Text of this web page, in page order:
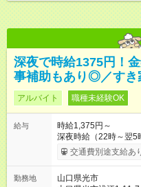
深夜で時給1375円！
事補助もあり◎／すき
アルバイト 職種未経験OK
給与
時給1,375円～
深夜時給（22時～翌5時）：1375円 【
試用期間の長さ：1ヶ
試用期間の実態は30
同時給）
交通費別途支給あ
勤務地
山口県光市